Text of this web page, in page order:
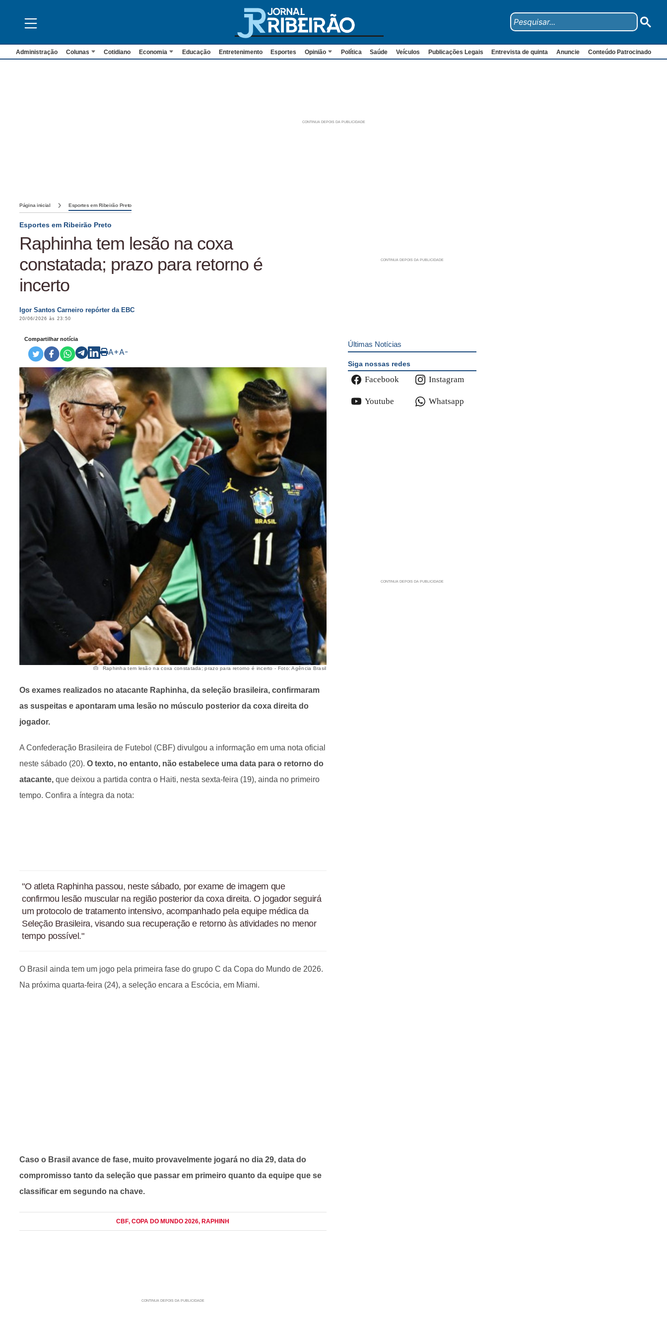
Administração Colunas Cotidiano Economia Educação Entretenimento Esportes Opinião Política Saúde Veículos Publicações Legais Entrevista de quinta Anuncie Conteúdo Patrocinado
Página inicial Esportes em Ribeirão Preto
Esportes em Ribeirão Preto
Raphinha tem lesão na coxa
constatada; prazo para retorno é
incerto
Igor Santos Carneiro repórter da EBC
20/06/2026 às 23:50
Compartilhar notícia
A+A-
Raphinha tem lesão na coxa constatada; prazo para retorno é incerto - Foto: Agência Brasil
Os exames realizados no atacante Raphinha, da seleção brasileira, confirmaram
as suspeitas e apontaram uma lesão no músculo posterior da coxa direita do
jogador.
A Confederação Brasileira de Futebol (CBF) divulgou a informação em uma nota oficial
neste sábado (20). O texto, no entanto, não estabelece uma data para o retorno do
atacante, que deixou a partida contra o Haiti, nesta sexta-feira (19), ainda no primeiro
tempo. Confira a íntegra da nota:
"O atleta Raphinha passou, neste sábado, por exame de imagem que
confirmou lesão muscular na região posterior da coxa direita. O jogador seguirá
um protocolo de tratamento intensivo, acompanhado pela equipe médica da
Seleção Brasileira, visando sua recuperação e retorno às atividades no menor
tempo possível."
O Brasil ainda tem um jogo pela primeira fase do grupo C da Copa do Mundo de 2026.
Na próxima quarta-feira (24), a seleção encara a Escócia, em Miami.
Caso o Brasil avance de fase, muito provavelmente jogará no dia 29, data do
compromisso tanto da seleção que passar em primeiro quanto da equipe que se
classificar em segundo na chave.
CBF, COPA DO MUNDO 2026, RAPHINH
Últimas Notícias
Siga nossas redes
Facebook Instagram
Youtube Whatsapp